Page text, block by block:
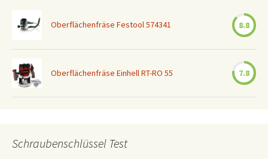
Oberflächenfräse Festool 574341 8.8
Oberflächenfräse Einhell RT-RO 55 7.8
Schraubenschlüssel Test